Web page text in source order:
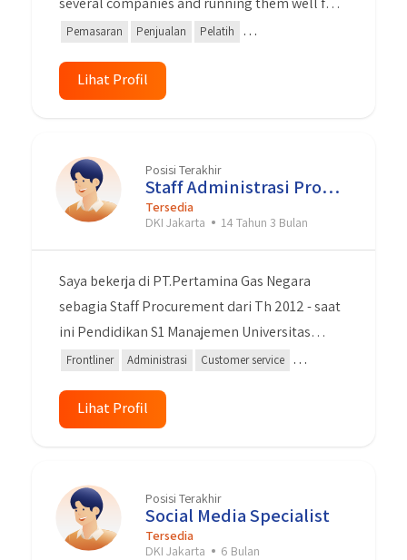
11 years. I hope my experience will be taken
assessment.
Pemasaran Penjualan
Pelatih
Teknologi Informasi
Pemecahan Masalah
Lihat Profil
Posisi Terakhir
Staff Administrasi Procurement
Tersedia
DKI Jakarta
14 Tahun 3 Bulan
Saya bekerja di PT.Pertamina Gas Negara
sebagia Staff Procurement dari Th 2012 - saat
ini Pendidikan S1 Manajemen Universitas
Gunadarma Jujur Displin Dapat bekerja secara
Komputer Office,word dan Excel dan Mengetik
dg mesin tik Bisa Mengendarai Motor dan
Frontliner Administrasi
Customer service
Pengadaan Data
Lihat Profil
Posisi Terakhir
Social Media Specialist
Tersedia
DKI Jakarta
6 Bulan